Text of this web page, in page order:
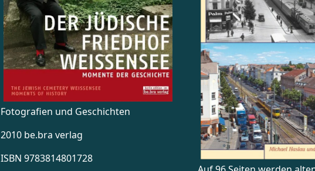
Fotografien und Geschichten
2010 be.bra verlag
ISBN 9783814801728